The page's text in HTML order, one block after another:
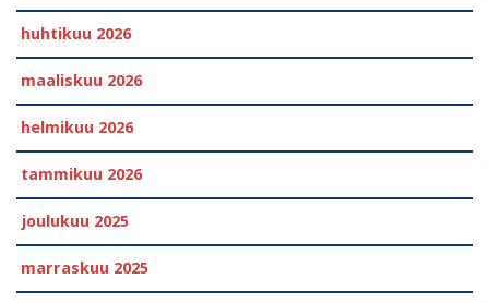
huhtikuu 2026
maaliskuu 2026
helmikuu 2026
tammikuu 2026
joulukuu 2025
marraskuu 2025